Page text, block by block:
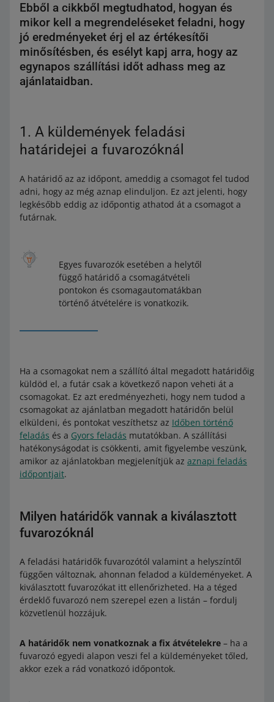
Ebből a cikkből megtudhatod, hogyan és
mikor kell a megrendeléseket feladni, hogy
jó eredményeket érj el az értékesítői
minősítésben, és esélyt kapj arra, hogy az
egynapos szállítási időt adhass meg az
ajánlataidban.
1. A küldemények feladási
határidejei a fuvarozóknál
A határidő az az időpont, ameddig a csomagot fel tudod
adni, hogy az még aznap elinduljon. Ez azt jelenti, hogy
legkésőbb eddig az időpontig athatod át a csomagot a
futárnak.
Egyes fuvarozók esetében a helytől
függő határidő a csomagátvételi
pontokon és csomagautomatákban
történő átvételére is vonatkozik.
Ha a csomagokat nem a szállító által megadott határidőig
küldöd el, a futár csak a következő napon veheti át a
csomagokat. Ez azt eredményezheti, hogy nem tudod a
csomagokat az ajánlatban megadott határidőn belül
elküldeni, és pontokat veszíthetsz az Időben történő
feladás és a Gyors feladás mutatókban. A szállítási
hatékonyságodat is csökkenti, amit figyelembe veszünk,
amikor az ajánlatokban megjelenítjük az aznapi feladás
időpontjait.
Milyen határidők vannak a kiválasztott
fuvarozóknál
A feladási határidők fuvarozótól valamint a helyszíntől
függően változnak, ahonnan feladod a küldeményeket. A
kiválasztott fuvarozókat itt ellenőrizheted. Ha a téged
érdeklő fuvarozó nem szerepel ezen a listán – fordulj
közvetlenül hozzájuk.
A határidők nem vonatkoznak a fix átvételekre – ha a
fuvarozó egyedi alapon veszi fel a küldeményeket tőled,
akkor ezek a rád vonatkozó időpontok.